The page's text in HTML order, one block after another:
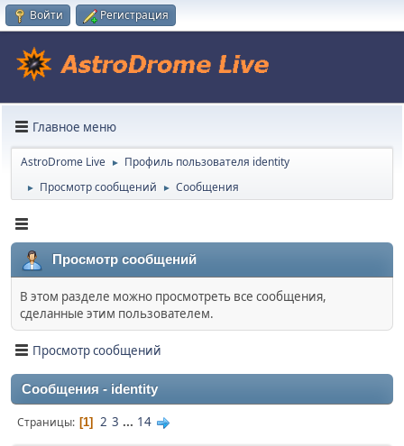
Войти Регистрация
Главное меню
AstroDrome Live ► Профиль пользователя identity
► Просмотр сообщений ► Сообщения
Просмотр сообщений
В этом разделе можно просмотреть все сообщения,
сделанные этим пользователем.
Просмотр сообщений
Сообщения - identity
Страницы 1 2 3 ... 14